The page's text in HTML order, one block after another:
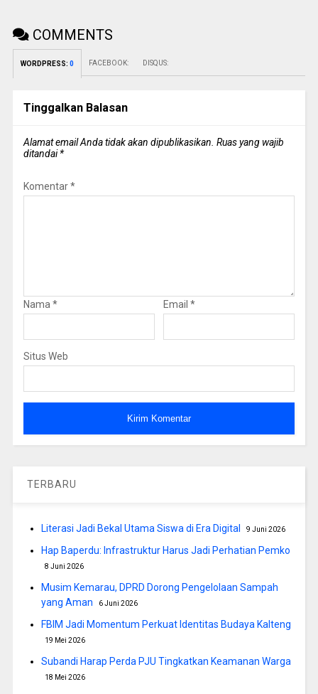
COMMENTS
WORDPRESS: 0 FACEBOOK: DISQUS:
Tinggalkan Balasan
Alamat email Anda tidak akan dipublikasikan. Ruas yang wajib
ditandai*
Komentar*
Nama * Email *
Situs Web
TERBARU
Literasi Jadi Bekal Utama Siswa di Era Digital 9 Juni 2026
Hap Baperdu: Infrastruktur Harus Jadi Perhatian Pemko
8 Juni 2026
Musim Kemarau, DPRD Dorong Pengelolaan Sampah
yang Aman
6 Juni 2026
FBIM Jadi Momentum Perkuat Identitas Budaya Kalteng
19 Mei 2026
Subandi Harap Perda PJU Tingkatkan Keamanan Warga
18 Mei 2026